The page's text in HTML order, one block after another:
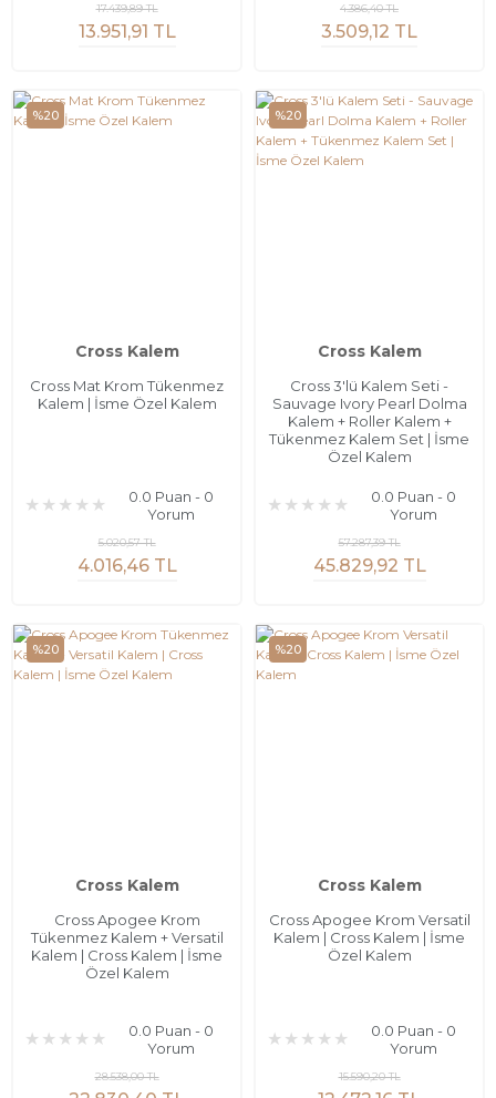
13.951,91 TL
17.439,89 TL
3.509,12 TL
4.386,40 TL
%20
Cross Kalem
Cross Mat Krom Tükenmez
Kalem | İsme Özel Kalem
0.0 Puan - 0
Yorum
4.016,46 TL
5.020,57 TL
%20
Cross Kalem
Cross 3'lü Kalem Seti -
Sauvage Ivory Pearl Dolma
Kalem + Roller Kalem +
Tükenmez Kalem Set | İsme
Özel Kalem
0.0 Puan - 0
Yorum
45.829,92 TL
57.287,39 TL
%20
Cross Kalem
Cross Apogee Krom
Tükenmez Kalem + Versatil
Kalem | Cross Kalem | İsme
Özel Kalem
0.0 Puan - 0
Yorum
28.538,00 TL
%20
Cross Kalem
Cross Apogee Krom Versatil
Kalem | Cross Kalem | İsme
Özel Kalem
0.0 Puan - 0
Yorum
15.590,20 TL